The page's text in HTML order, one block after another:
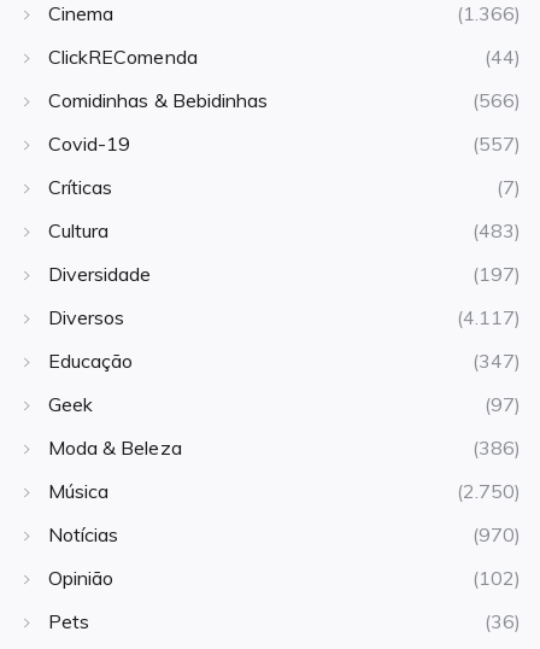
Cinema
(1.366)
ClickREComenda
(44)
Comidinhas & Bebidinhas
(566)
Covid-19
(557)
Críticas
(7)
Cultura
(483)
Diversidade
(197)
Diversos
(4.117)
Educação
(347)
Geek
(97)
Moda & Beleza
(386)
Música
(2.750)
Notícias
(970)
Opinião
(102)
Pets
(36)